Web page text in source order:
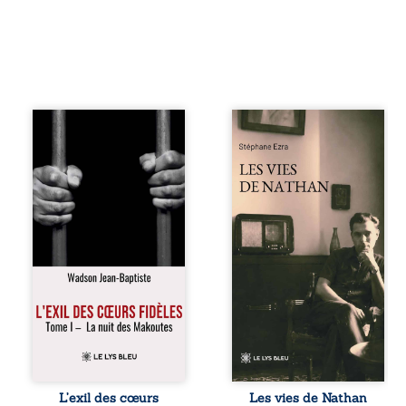
« Une nuit suffit
parfois pour briser
une famille… mais
certaines fidélités
traversent les
années. » Haïti,
sous la dictature
des Duvalier. La
peur s’étend
jusque dans les
villages les plus
reculés. À Bainet,
Jean-Joël Joli
mène une
avec sa famille.
respecté, il refuse
L’exil des cœurs
Les vies de
Nathan est un
né en trois jours,
au printemps
2026. Pour la
première fois,
Stéphane Ezra,
médium, a pu
communiquer
avec son père,
disparu depuis
plus de vingt ans
et qu’il n’a jamais
connu. De ce
dialogue par-delà
la mort naissent
des poèmes qui
Les vies de Nathan